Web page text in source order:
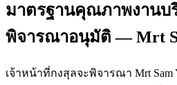
มาตรฐานคุณภาพงานบ
พิจารณาอนุมัติ — Mrt
เจ้าหน้าที่กงสุลจะพิจารณา Mrt